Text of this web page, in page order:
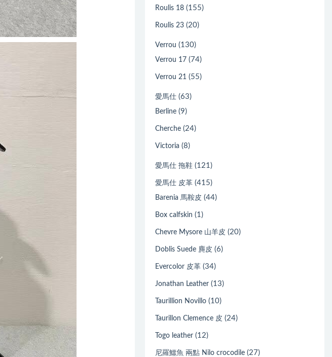
Roulis 18 (155)
Roulis 23 (20)
Verrou (130)
Verrou 17 (74)
Verrou 21 (55)
愛馬仕 (63)
Berline (9)
Cherche (24)
Victoria (8)
愛馬仕 拖鞋 (121)
愛馬仕 皮革 (415)
Barenia 馬鞍皮 (44)
Box calfskin (1)
Chevre Mysore 山羊皮 (20)
Doblis Suede 麂皮 (6)
Evercolor 皮革 (34)
Jonathan Leather (13)
Taurillion Novillo (10)
Taurillon Clemence 皮 (24)
Togo leather (12)
尼羅鱷魚 兩點 Nilo crocodile (27)